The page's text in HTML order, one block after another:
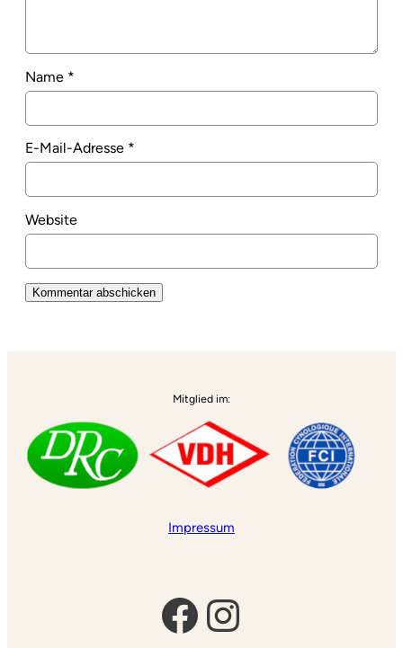
Name *
E-Mail-Adresse *
Website
Mitglied im:
Impressum
Facebook Instagram